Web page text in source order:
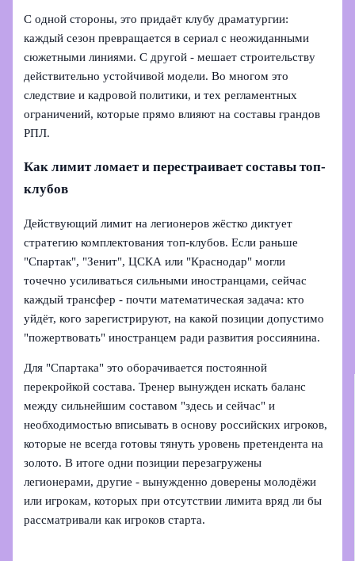
С одной стороны, это придаёт клубу драматургии:
каждый сезон превращается в сериал с неожиданными
сюжетными линиями. С другой - мешает строительству
действительно устойчивой модели. Во многом это
следствие и кадровой политики, и тех регламентных
ограничений, которые прямо влияют на составы грандов
РПЛ.
Как лимит ломает и перестраивает составы топ-
клубов
Действующий лимит на легионеров жёстко диктует
стратегию комплектования топ-клубов. Если раньше
"Спартак", "Зенит", ЦСКА или "Краснодар" могли
точечно усиливаться сильными иностранцами, сейчас
каждый трансфер - почти математическая задача: кто
уйдёт, кого зарегистрируют, на какой позиции допустимо
"пожертвовать" иностранцем ради развития россиянина.
Для "Спартака" это оборачивается постоянной
перекройкой состава. Тренер вынужден искать баланс
между сильнейшим составом "здесь и сейчас" и
необходимостью вписывать в основу российских игроков,
которые не всегда готовы тянуть уровень претендента на
золото. В итоге одни позиции перезагружены
легионерами, другие - вынужденно доверены молодёжи
или игрокам, которых при отсутствии лимита вряд ли бы
рассматривали как игроков старта.